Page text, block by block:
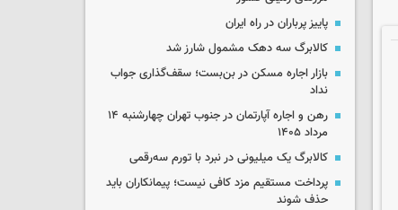
پاییز پرباران در راه ایران
کالابرگ سه دهک مشمول شارز شد
بازار اجاره مسکن در بن‌بست؛ سقف‌گذاری جواب
نداد
رهن و اجاره آپارتمان در جنوب تهران چهارشنبه ۱۴
مرداد ۱۴۰۵
کالابرگ یک میلیونی در نبرد با تورم سه‌رقمی
پرداخت مستقیم مزد کافی نیست؛ پیمانکاران باید
حذف شوند